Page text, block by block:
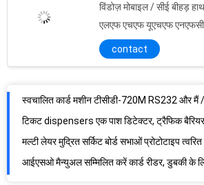
विंडोज़ मोबाइल / सीई बीहड़
एलएफ एचएफ यूएचएफ
contact
मल्टी लेयर मुद्रित सर्किट बोर्ड सभाओं प्रोटोटाइप